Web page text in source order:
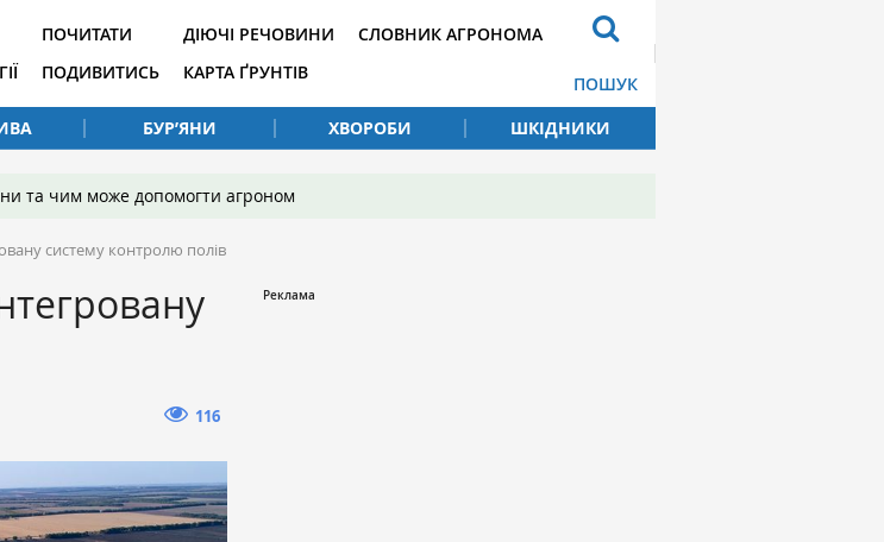
ПОЧИТАТИ
ПОДИВИТИСЬ
ДІЮЧІ РЕЧОВИНИ
КАРТА ҐРУНТІВ
СЛОВНИК АГРОНОМА
ПОШУК
БУР’ЯНИ ХВОРОБИ ШКІДНИКИ
та чим може допомогти агроном
систему контролю полів
116